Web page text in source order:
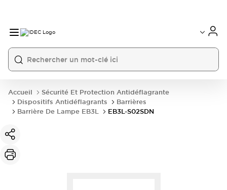
Accueil
Sécurité Et Protection Antidéflagrante
Dispositifs Antidéflagrants
Barrières
Barrière De Lampe EB3L
EB3L-S02SDN